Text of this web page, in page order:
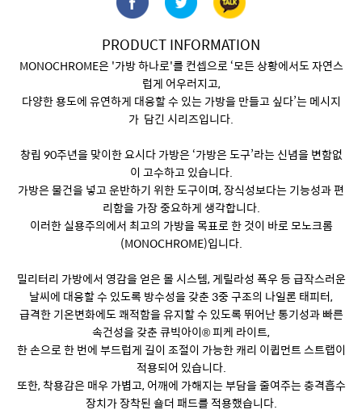
PRODUCT INFORMATION
MONOCHROME은 '가방 하나로'를 컨셉으로 ‘모든 상황에서도 자연스
럽게 어우러지고,
다양한 용도에 유연하게 대응할 수 있는 가방을 만들고 싶다’는 메시지
가 담긴 시리즈입니다.
창립 90주년을 맞이한 요시다 가방은 ‘가방은 도구’라는 신념을 변함없
이 고수하고 있습니다.
가방은 물건을 넣고 운반하기 위한 도구이며, 장식성보다는 기능성과 편
리함을 가장 중요하게 생각합니다.
이러한 실용주의에서 최고의 가방을 목표로 한 것이 바로 모노크롬
(MONOCHROME)입니다.
밀리터리 가방에서 영감을 얻은 몰 시스템, 게릴라성 폭우 등 급작스러운
날씨에 대응할 수 있도록 방수성을 갖춘 3중 구조의 나일론 태피터,
급격한 기온변화에도 쾌적함을 유지할 수 있도록 뛰어난 통기성과 빠른
속건성을 갖춘 큐빅아이® 피케 라이트,
한 손으로 한 번에 부드럽게 길이 조절이 가능한 캐리 이큅먼트 스트랩이
적용되어 있습니다.
또한, 착용감은 매우 가볍고, 어깨에 가해지는 부담을 줄여주는 충격흡수
장치가 장착된 숄더 패드를 적용했습니다.